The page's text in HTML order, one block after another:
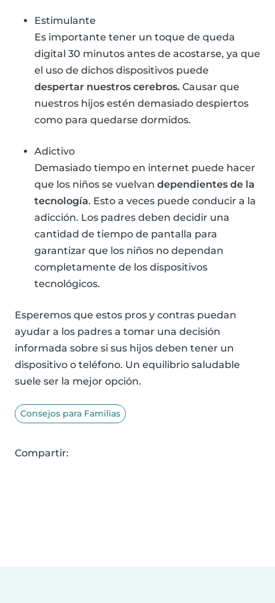
Estimulante
Es importante tener un toque de queda
digital 30 minutos antes de acostarse, ya que
el uso de dichos dispositivos puede
despertar nuestros cerebros. Causar que
nuestros hijos estén demasiado despiertos
como para quedarse dormidos.
Adictivo
Demasiado tiempo en internet puede hacer
que los niños se vuelvan dependientes de la
tecnología. Esto a veces puede conducir a la
adicción. Los padres deben decidir una
cantidad de tiempo de pantalla para
garantizar que los niños no dependan
completamente de los dispositivos
tecnológicos.
Esperemos que estos pros y contras puedan
ayudar a los padres a tomar una decisión
informada sobre si sus hijos deben tener un
dispositivo o teléfono. Un equilibrio saludable
suele ser la mejor opción.
Consejos para Familias
Compartir: